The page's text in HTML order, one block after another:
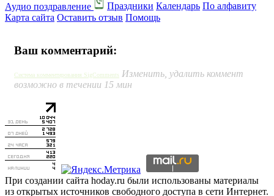
Аудио поздравление Праздники Календарь По алфавиту
Карта сайта Оставить отзыв Помощь
Ваш комментарий:
Система комментирования SigComments Изменить, удалить коммент
возможно в течении 15 мин
При создании сайта hoday.ru были использованы материалы
из открытых источников свободного доступа в сети Интернет.